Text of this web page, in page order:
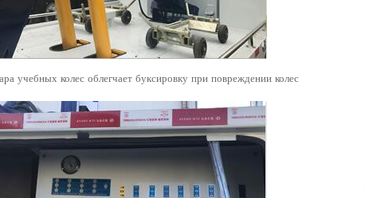
учебных колес облегчает буксировку при повреждении колес